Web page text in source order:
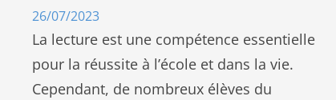
26/07/2023
La lecture est une compétence essentielle
pour la réussite à l’école et dans la vie.
Cependant, de nombreux élèves du